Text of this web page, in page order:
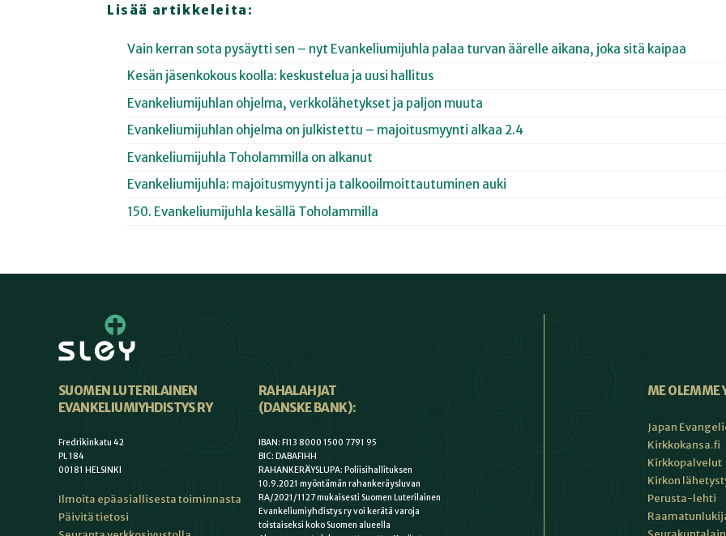
Lisää artikkeleita:
Vain kerran sota pysäytti sen – nyt Evankeliumijuhla palaa turvan äärelle aikana, joka sitä kaipaa
Kesän jäsenkokous koolla: keskustelua ja uusi hallitus
Evankeliumijuhlan ohjelma, verkkolähetykset ja paljon muuta
Evankeliumijuhlan ohjelma on julkistettu – majoitusmyynti alkaa 2.4
Evankeliumijuhla Toholammilla on alkanut
Evankeliumijuhla: majoitusmyynti ja talkooilmoittautuminen auki
150. Evankeliumijuhla kesällä Toholammilla
SUOMEN LUTERILAINEN
EVANKELIUMIYHDISTYS RY
Fredrikinkatu 42
PL 184
00181 HELSINKI
Ilmoita epäasiallisesta toiminnasta
Päivitä tietosi
RAHALAHJAT
(DANSKE BANK):
IBAN: FI13 8000 1500 7791 95
BIC: DABAFIHH
RAHANKERÄYSLUPA: Poliisihallituksen
10.9.2021 myöntämän rahankeräysluvan
RA/2021/1127 mukaisesti Suomen Luterilainen
Evankeliumiyhdistys ry voi kerätä varoja
toistaiseksi koko Suomen alueella
ME OLEMME
Japan
Kirkkokansa.fi
Kirkkopalvelut
Kirkon
Perusta-lehti